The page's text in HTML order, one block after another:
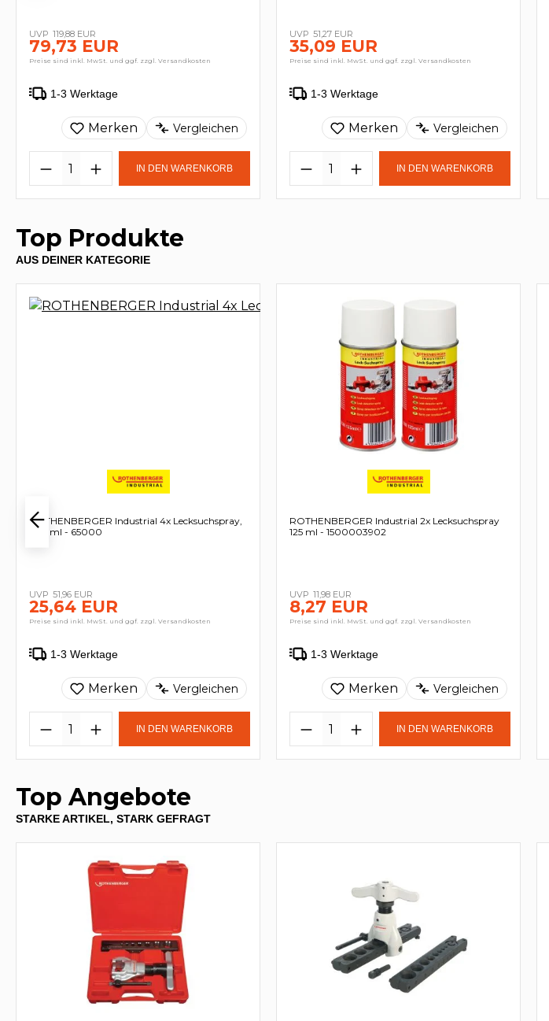
119,88 EUR
79,73 EUR
Preise sind inkl. MwSt. und ggf. zzgl. Versandkosten
1-3 Werktage
Merken Vergleichen
IN DEN WARENKORB
51,27 EUR
35,09 EUR
Preise sind inkl. MwSt. und ggf. zzgl. Versandkosten
1-3 Werktage
Merken Vergleichen
IN DEN WARENKORB
Top Produkte
AUS DEINER KATEGORIE
ROTHENBERGER Industrial 4x Lecksuchspray,
400ml - 65000
51,96 EUR
25,64 EUR
Preise sind inkl. MwSt. und ggf. zzgl. Versandkosten
1-3 Werktage
Merken Vergleichen
IN DEN WARENKORB
ROTHENBERGER Industrial 2x Lecksuchspray
125 ml - 1500003902
11,98 EUR
8,27 EUR
Preise sind inkl. MwSt. und ggf. zzgl. Versandkosten
1-3 Werktage
Merken Vergleichen
IN DEN WARENKORB
Top Angebote
STARKE ARTIKEL, STARK GEFRAGT